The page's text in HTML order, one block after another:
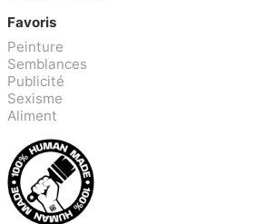
Favoris
Peinture
Semblances
Publicité
Sexisme
Aliment